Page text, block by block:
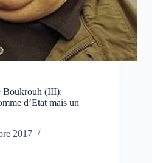
Boukrouh (III):
d’Etat mais un
2017